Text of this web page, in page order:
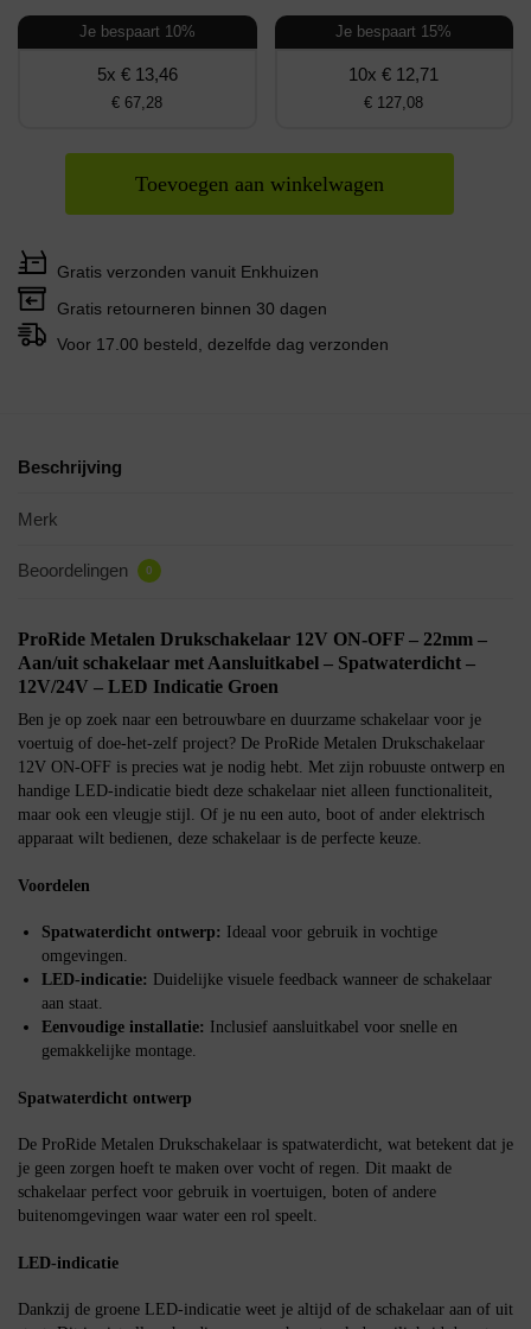
Je bespaart 10%
5x € 13,46
€ 67,28
Je bespaart 15%
10x € 12,71
€ 127,08
Toevoegen aan winkelwagen
Gratis verzonden vanuit Enkhuizen
Gratis retourneren binnen 30 dagen
Voor 17.00 besteld, dezelfde dag verzonden
Beschrijving
Merk
Beoordelingen 0
ProRide Metalen Drukschakelaar 12V ON-OFF – 22mm –
Aan/uit schakelaar met Aansluitkabel – Spatwaterdicht –
12V/24V – LED Indicatie Groen
Ben je op zoek naar een betrouwbare en duurzame schakelaar voor je
voertuig of doe-het-zelf project? De ProRide Metalen Drukschakelaar
12V ON-OFF is precies wat je nodig hebt. Met zijn robuuste ontwerp en
handige LED-indicatie biedt deze schakelaar niet alleen functionaliteit,
maar ook een vleugje stijl. Of je nu een auto, boot of ander elektrisch
apparaat wilt bedienen, deze schakelaar is de perfecte keuze.
Voordelen
Spatwaterdicht ontwerp: Ideaal voor gebruik in vochtige
omgevingen.
LED-indicatie: Duidelijke visuele feedback wanneer de schakelaar
aan staat.
Eenvoudige installatie: Inclusief aansluitkabel voor snelle en
gemakkelijke montage.
Spatwaterdicht ontwerp
De ProRide Metalen Drukschakelaar is spatwaterdicht, wat betekent dat je
je geen zorgen hoeft te maken over vocht of regen. Dit maakt de
schakelaar perfect voor gebruik in voertuigen, boten of andere
buitenomgevingen waar water een rol speelt.
LED-indicatie
Dankzij de groene LED-indicatie weet je altijd of de schakelaar aan of uit